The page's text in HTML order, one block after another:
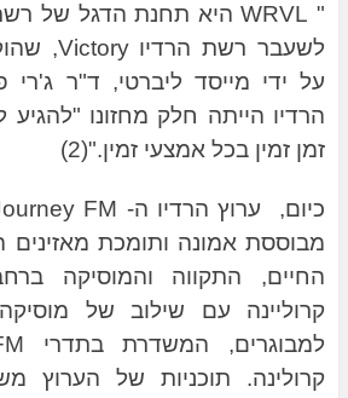
"
על ידי מייסד ליברטי, ד"ר ג'רי
הרדיו הייתה חלק מחזונו
זמן זמין בכל אמצעי זמין."(2)
כיום, ערוץ הרדיו
מבוססת אמונה ותומכת
החיים, התקווה והמוסיקה
קרוליינה עם שילוב של
קרולינה. תוכניות של הערוץ